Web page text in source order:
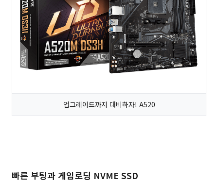
업그레이드까지 대비하자! A520
빠른 부팅과 게임로딩 NVME SSD